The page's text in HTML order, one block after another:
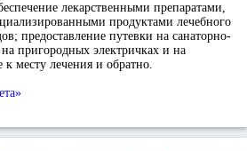
лекарственными препаратами,
продуктами лечебного
предоставление путевки на санаторно-
пригородных электричках и на
месту лечения и обратно.